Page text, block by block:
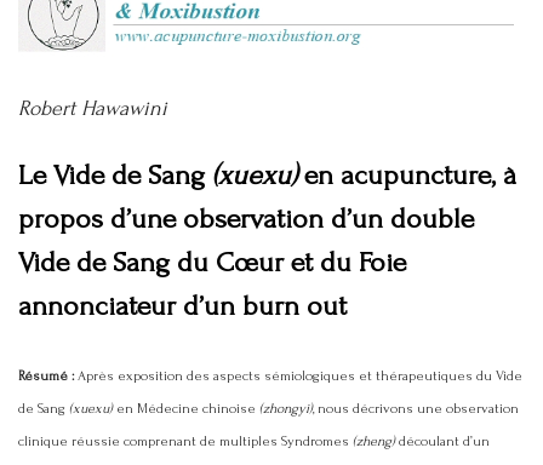
Robert Hawawini
Le Vide de Sang (xuexu)en acupuncture, à
propos d’une observation d’un double
Vide de Sang du Cœur et du Foie
annonciateur d’un burn out
Résumé :Après exposition des aspects sémiologiques et thérapeutiques du Vide
de Sang (xuexu)en Médecine chinoise (zhongyi), nous décrivons une observation
clinique réussie comprenant de multiples Syndromes (zheng)découlant d’un